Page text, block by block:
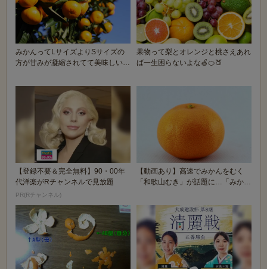
みかんってLサイズよりSサイズの
方が甘みが凝縮されてて美味しいっ
果物って梨とオレンジと桃さえあれ
ば一生困らないよな🍏🍊🍑
【登録不要＆完全無料】90・00年
代洋楽がRチャンネルで見放題
PR(Rチャンネル)
【動画あり】高速でみかんをむく
「和歌山むき」が話題に…「みかん